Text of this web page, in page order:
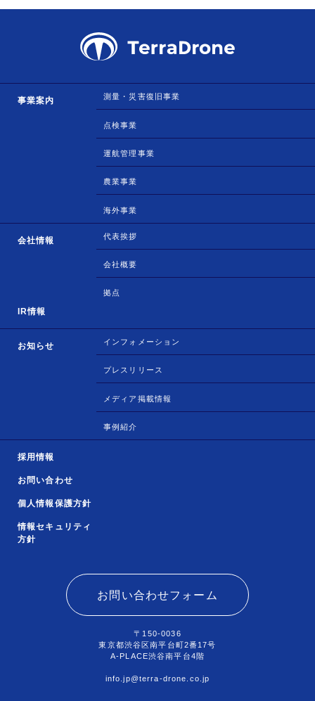
事業案内 測量・災害復旧事業
点検事業
運航管理事業
農業事業
海外事業
会社情報 代表挨拶
会社概要
拠点
IR情報
お知らせ インフォメーション
プレスリリース
メディア掲載情報
事例紹介
採用情報
お問い合わせ
個人情報保護方針
情報セキュリティ
方針
お問い合わせフォーム
〒150-0036
東京都渋谷区南平台町2番17号
A-PLACE渋谷南平台4階
info.jp@terra-drone.co.jp